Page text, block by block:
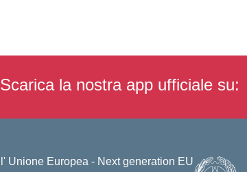
Scarica la nostra app ufficiale su: